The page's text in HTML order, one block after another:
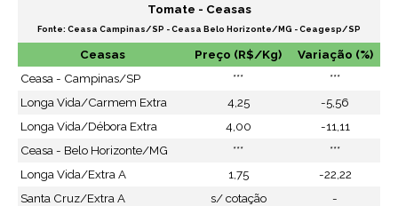
Tomate - Ceasas
Fonte: Ceasa Campinas/SP - Ceasa Belo Horizonte/MG - Ceagesp/SP
Ceasas Preço (R$/Kg)
Variação (%)
Ceasa - Campinas/SP
***
***
Longa Vida/Carmem Extra
4,25
-5,56
Longa Vida/Débora Extra
4,00
-11,11
Ceasa - Belo Horizonte/MG
***
***
Longa Vida/Extra A
1,75
-22,22
Santa Cruz/Extra A
s/ cotação
-